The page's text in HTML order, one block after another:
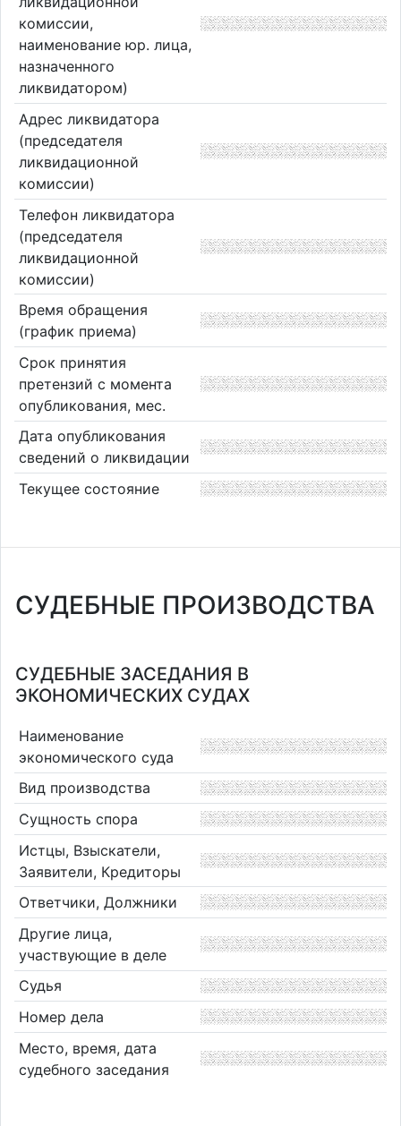
комиссии,
наименование юр. лица,
назначенного
ликвидатором)
Адрес ликвидатора
(председателя
ликвидационной
комиссии)
Телефон ликвидатора
(председателя
ликвидационной
комиссии)
Время обращения
(график приема)
Срок принятия
претензий с момента
опубликования, мес.
Дата опубликования
сведений о ликвидации
Текущее состояние
СУДЕБНЫЕ ПРОИЗВОДСТВА
СУДЕБНЫЕ ЗАСЕДАНИЯ В
ЭКОНОМИЧЕСКИХ СУДАХ
Наименование
экономического суда
Вид производства
Сущность спора
Истцы, Взыскатели,
Заявители, Кредиторы
Ответчики, Должники
Другие лица,
участвующие в деле
Судья
Номер дела
Место, время, дата
судебного заседания